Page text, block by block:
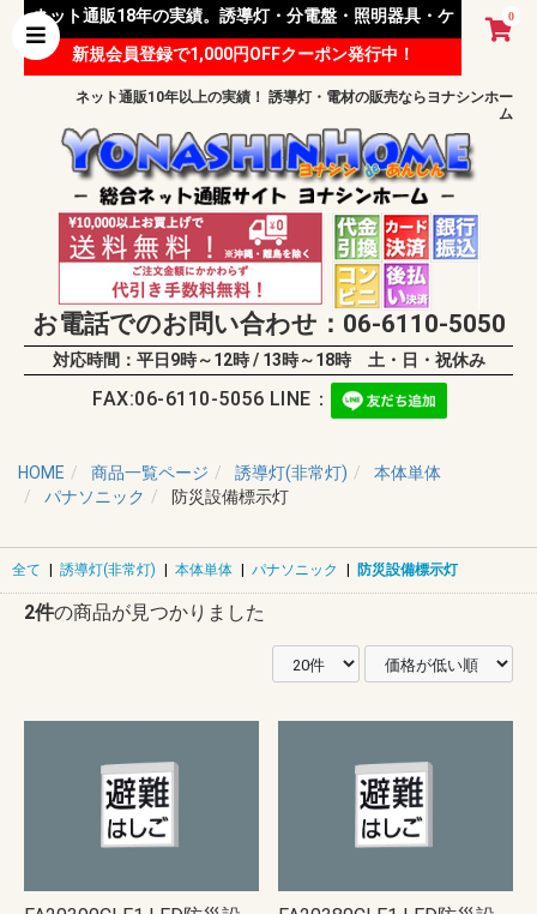
0
ネット通販18年の実績。誘導灯・分電盤・照明器具・ケ
ーブル等 様々な資材を取り扱っています。
新規会員登録で1,000円OFFクーポン発行中！
ネット通販10年以上の実績！ 誘導灯・電材の販売ならヨナシンホー
ム
お電話でのお問い合わせ：06-6110-5050
対応時間：平日9時～12時 / 13時～18時 土・日・祝休み
FAX:06-6110-5056 LINE：
HOME 商品一覧ページ 誘導灯(非常灯)
本体単体
パナソニック
防災設備標示灯
全て | 誘導灯(非常灯) | 本体単体 | パナソニック | 防災設備標示灯
2件の商品が見つかりました